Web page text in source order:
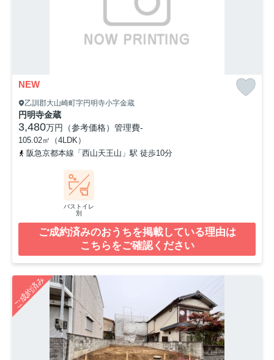
NEW
乙訓郡大山崎町字円明寺小字金蔵
円明寺金蔵
3,480万円（参考価格） 管理費-
105.02㎡（4LDK）
阪急京都本線「西山天王山」駅 徒歩10分
バストイレ
別
ご成約済みのおうちを掲載している理由は
こちらをご確認ください
ご成約済み